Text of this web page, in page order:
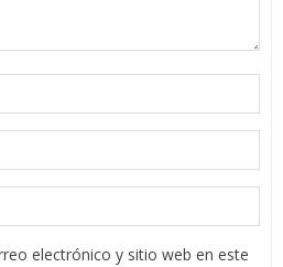
electrónico y sitio web en este